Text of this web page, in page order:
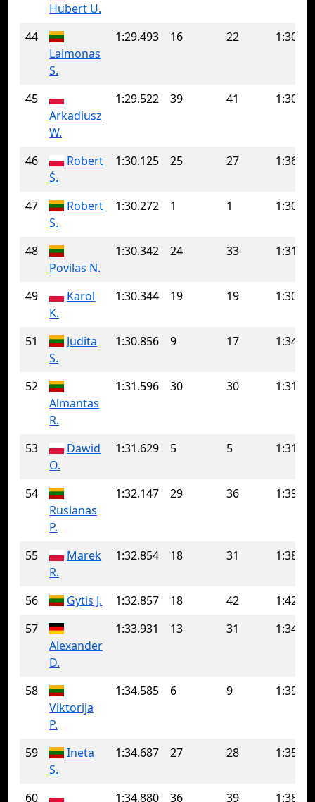
Hubert U.
44
Laimonas
S.
1:29.493 16 22
45
Arkadiusz
W.
1:29.522 39 41
46
Robert
Ś.
1:30.125 25 27
47
Robert
S.
1:30.272 1 1
48
Povilas N.
1:30.342 24 33
49
Karol
K.
1:30.344 19 19
51
Judita
S.
1:30.856 9 17
52
Almantas
R.
1:31.596 30 30
53
Dawid
O.
1:31.629 5 5
54
Ruslanas
P.
1:32.147 29 36
55
Marek
R.
1:32.854 18 31
56 Gytis J. 1:32.857 18 42
57
Alexander
D.
1:33.931 13 31
58
Viktorija
P.
1:34.585 6 9
59
Ineta
S.
1:34.687 27 28
60 1:34.880 36 39